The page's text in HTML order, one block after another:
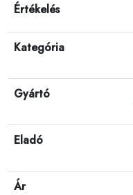
Értékelés
Kategória
Gyártó
Eladó
Ár